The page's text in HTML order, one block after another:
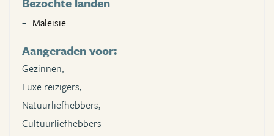
Maleisie
Aangeraden voor:
Gezinnen,
Luxe reizigers,
Natuurliefhebbers,
Cultuurliefhebbers